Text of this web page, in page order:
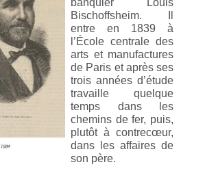
Bischoffsheim. Il
entre en 1839 à
l’École centrale des
arts et manufactures
de Paris et après ses
trois années d’étude
travaille quelque
temps dans les
chemins de fer, puis,
plutôt à contrecœur,
dans les affaires de
son père.